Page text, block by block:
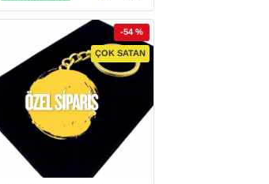
ÇOK SATAN
-54 %